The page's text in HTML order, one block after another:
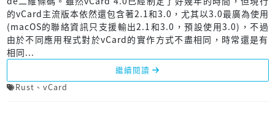
的vCard主流版本依然還包含著2.1和3.0，尤其以3.0最廣為使用
(macOS的聯絡資訊只支援輸出2.1和3.0，預設使用3.0)，不過
由於不同應用程式對於vCard的實作方式不盡相同，時常還是有
相同...
繼續閱讀
Rust 、 vCard